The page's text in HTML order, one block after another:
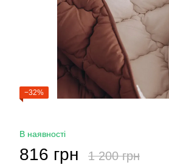
−32%
В наявності
816 грн 1 200 грн